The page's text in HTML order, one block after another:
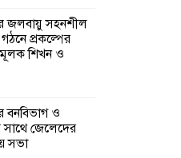
জলবায়ু সহনশীল
প্রকল্পের
শিখন ও
বনবিভাগ ও
জেলেদের
সভা